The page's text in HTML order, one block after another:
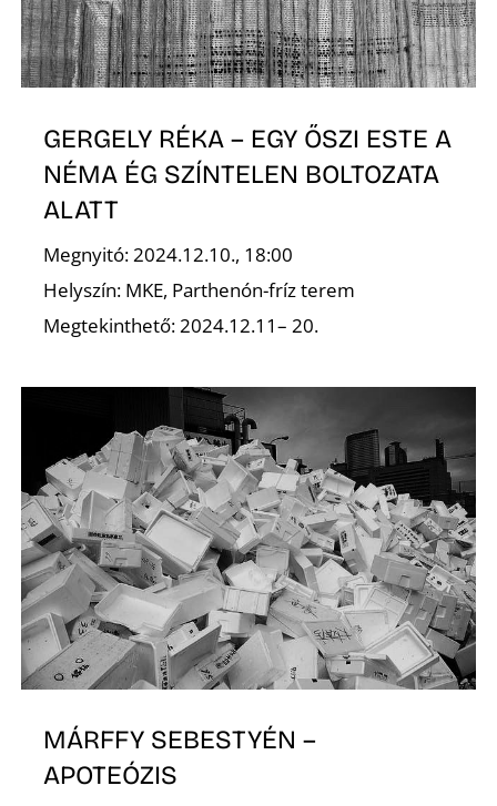
GERGELY RÉKA – EGY ŐSZI ESTE A
NÉMA ÉG SZÍNTELEN BOLTOZATA
ALATT
Megnyitó: 2024.12.10., 18:00
Helyszín: MKE, Parthenón-fríz terem
Megtekinthető: 2024.12.11– 20.
MÁRFFY SEBESTYÉN –
APOTEÓZIS